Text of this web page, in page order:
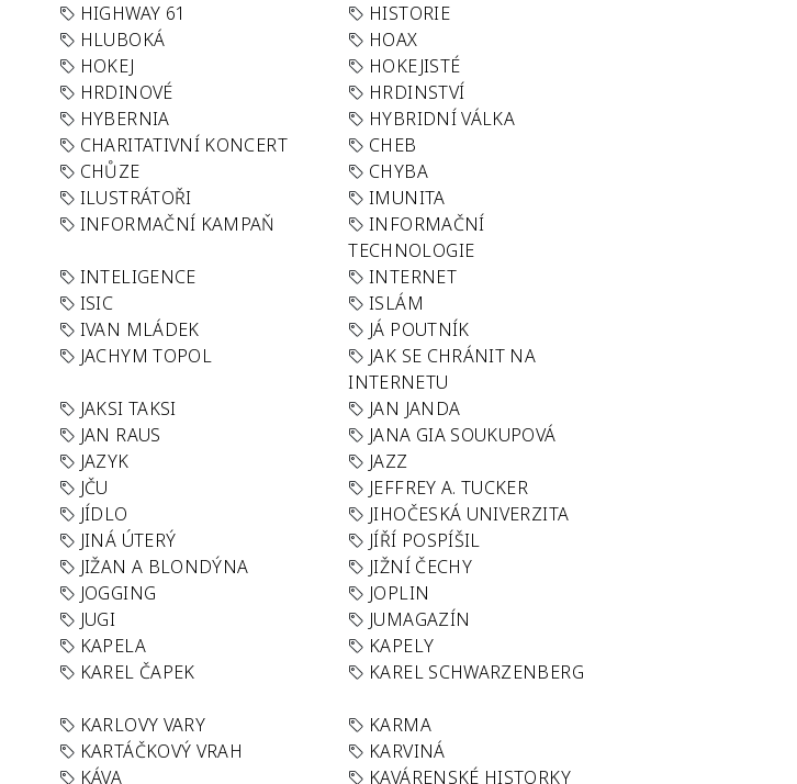
HIGHWAY 61
HISTORIE
HLUBOKÁ
HOAX
HOKEJ
HOKEJISTÉ
HRDINOVÉ
HRDINSTVÍ
HYBERNIA
HYBRIDNÍ VÁLKA
CHARITATIVNÍ KONCERT
CHEB
CHŮZE
CHYBA
ILUSTRÁTOŘI
IMUNITA
INFORMAČNÍ KAMPAŇ
INFORMAČNÍ
TECHNOLOGIE
INTELIGENCE
INTERNET
ISIC
ISLÁM
IVAN MLÁDEK
JÁ POUTNÍK
JACHYM TOPOL
JAK SE CHRÁNIT NA
INTERNETU
JAKSI TAKSI
JAN JANDA
JAN RAUS
JANA GIA SOUKUPOVÁ
JAZYK
JAZZ
JČU
JEFFREY A. TUCKER
JÍDLO
JIHOČESKÁ UNIVERZITA
JINÁ ÚTERÝ
JÍŘÍ POSPÍŠIL
JIŽAN A BLONDÝNA
JIŽNÍ ČECHY
JOGGING
JOPLIN
JUGI
JUMAGAZÍN
KAPELA
KAPELY
KAREL ČAPEK KAREL SCHWARZENBERG
KARLOVY VARY
KARMA
KARTÁČKOVÝ VRAH
KARVINÁ
KÁVA KAVÁRENSKÉ HISTORKY